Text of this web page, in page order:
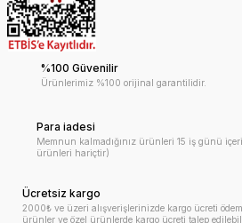
%100 Güvenilir
Ürünlerimiz %100 orijinal garantilidir.
Para iadesi
Memnun kalmadığınız ürünleri 15 iş günü
ürünleri hariçtir)
Ücretsiz kargo
2000₺ ve üzeri alışverişlerinizde kargo ücreti
ürünler ve özel ürünlerde kargo ücreti talep